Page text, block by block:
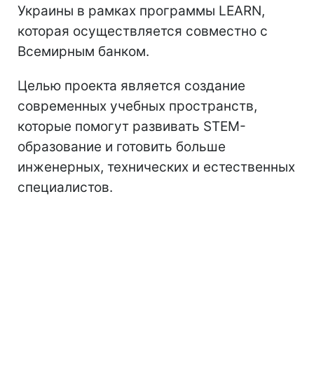
Украины в рамках программы LEARN,
которая осуществляется совместно с
Всемирным банком.
Целью проекта является создание
современных учебных пространств,
которые помогут развивать STEM-
образование и готовить больше
инженерных, технических и естественных
специалистов.